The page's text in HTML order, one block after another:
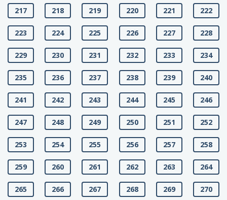
217 218 219 220 221 222
223 224 225 226 227 228
229 230 231 232 233 234
235 236 237 238 239 240
241 242 243 244 245 246
247 248 249 250 251 252
253 254 255 256 257 258
259 260 261 262 263 264
265 266 267 268 269 270